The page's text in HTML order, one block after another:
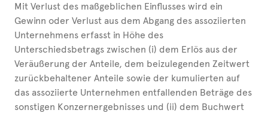
Mit Verlust des maßgeblichen Einflusses wird ein
Gewinn oder Verlust aus dem Abgang des assoziierten
Unternehmens erfasst in Höhe des
Unterschiedsbetrags zwischen (i) dem Erlös aus der
Veräußerung der Anteile, dem beizulegenden Zeitwert
zurückbehaltener Anteile sowie der kumulierten auf
das assoziierte Unternehmen entfallenden Beträge des
sonstigen Konzernergebnisses und (ii) dem Buchwert